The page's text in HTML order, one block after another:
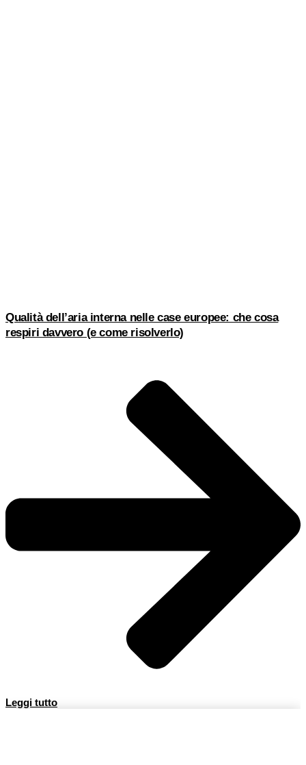
Qualità dell’aria interna nelle case europee: che cosa
respiri davvero (e come risolverlo)
Leggi tutto